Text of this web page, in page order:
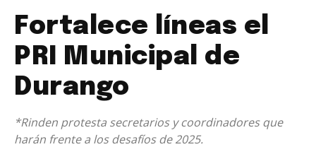
Fortalece líneas el
PRI Municipal de
Durango
*Rinden protesta secretarios y coordinadores que
harán frente a los desafíos de 2025.